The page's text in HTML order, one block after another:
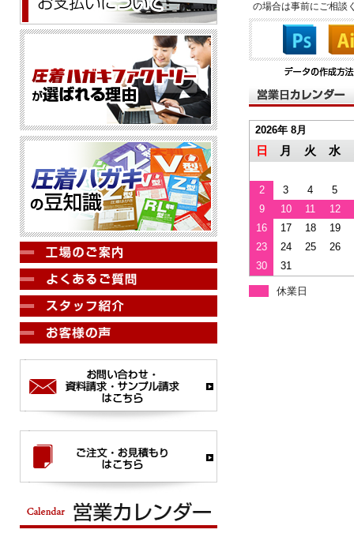
の場合は事前にご相談
2026年 8月
日 月 火 水
2 3 4
5
9
10 11
12
16
17 18
19
23
24 25
26
30
31
休業日